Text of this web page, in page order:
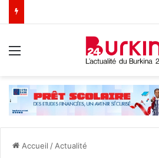
Accueil / Actualité